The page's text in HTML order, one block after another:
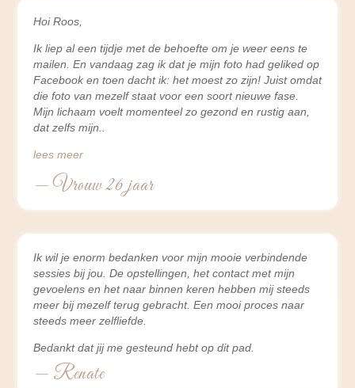
Hoi Roos,
Ik liep al een tijdje met de behoefte om je weer eens te
mailen. En vandaag zag ik dat je mijn foto had geliked op
Facebook en toen dacht ik: het moest zo zijn! Juist omdat
die foto van mezelf staat voor een soort nieuwe fase.
Mijn lichaam voelt momenteel zo gezond en rustig aan,
dat zelfs mijn
lees meer
— Vrouw 26 jaar
Ik wil je enorm bedanken voor mijn mooie verbindende
sessies bij jou. De opstellingen, het contact met mijn
gevoelens en het naar binnen keren hebben mij steeds
meer bij mezelf terug gebracht. Een mooi proces naar
steeds meer zelfliefde.
Bedankt dat jij me gesteund hebt op dit pad.
— Renate